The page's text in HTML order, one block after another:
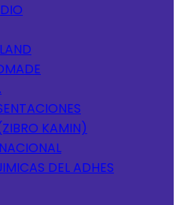
KAMIN)
DEL ADHES